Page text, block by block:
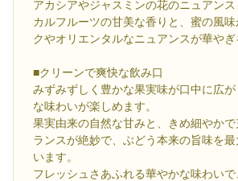
アカシアやジャスミンの花のニュアン
カルフルーツの甘美な香りと、蜜の風
クやオリエンタルなニュアンスが華やぎ
■クリーンで爽快な飲み口
みずみずしく豊かな果実味が口中に広
な味わいが楽しめます。
果実由来の自然な甘みと、きめ細やか
ランスが絶妙で、ぶどう本来の旨味を
います。
フレッシュさあふれる華やかな味わい